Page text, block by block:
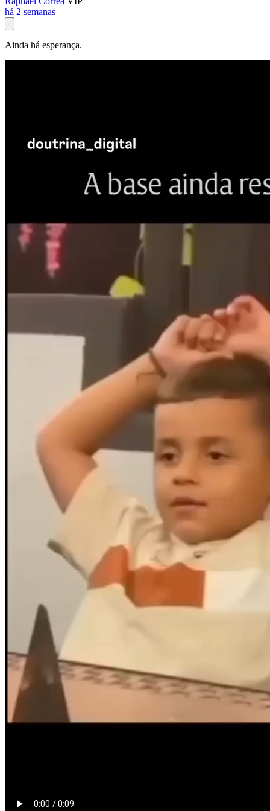
há 2 semanas
Ainda há esperança.